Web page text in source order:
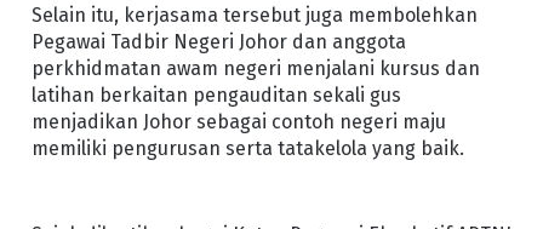
Selain itu, kerjasama tersebut juga membolehkan
Pegawai Tadbir Negeri Johor dan anggota
perkhidmatan awam negeri menjalani kursus dan
latihan berkaitan pengauditan sekali gus
menjadikan Johor sebagai contoh negeri maju
memiliki pengurusan serta tatakelola yang baik.